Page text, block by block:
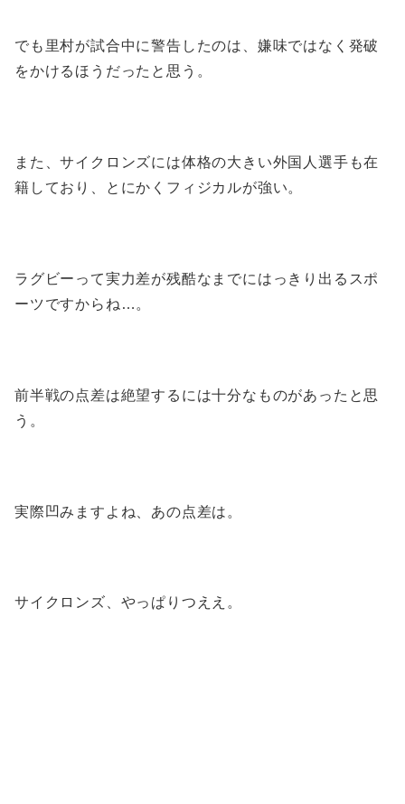
でも里村が試合中に警告したのは、嫌味ではなく発破
をかけるほうだったと思う。
また、サイクロンズには体格の大きい外国人選手も在
籍しており、とにかくフィジカルが強い。
ラグビーって実力差が残酷なまでにはっきり出るスポ
ーツですからね…。
前半戦の点差は絶望するには十分なものがあったと思
う。
実際凹みますよね、あの点差は。
サイクロンズ、やっぱりつええ。